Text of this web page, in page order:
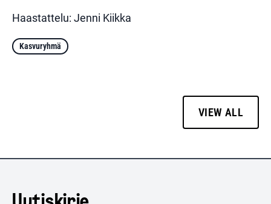
Haastattelu: Jenni Kiikka
Kasvuryhmä
VIEW ALL